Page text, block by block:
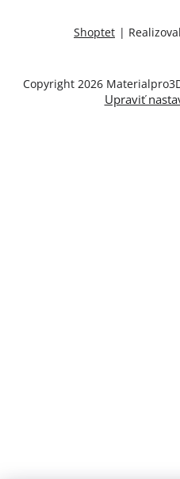
Shoptet | Realizoval
Copyright 2026
Upraviť